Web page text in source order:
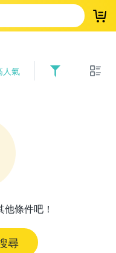
登
人氣
條件吧！
尋